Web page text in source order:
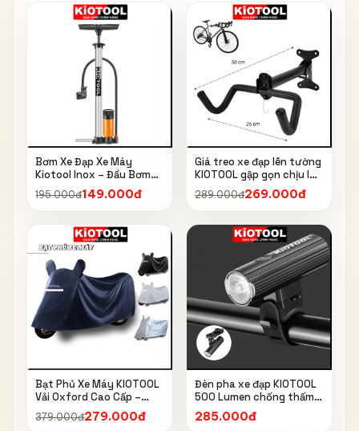
Bơm Xe Đạp Xe Máy
Kiotool Inox – Đầu Bơm
Thông Minh, Kèm Bơm
Bóng, Đồng Hồ 160 PSI
195.000đ149.000đ
Giá treo xe đạp lên tường
KIOTOOL gập gọn chịu lực
cao kèm móc treo mũ bảo
hiểm
289.000đ269.000đ
Bạt Phủ Xe Máy KIOTOOL
Vải Oxford Cao Cấp –
Chống Nắng, Chống Mưa,
Chống Bụi, Chống Tia UV,
379.000đ279.000đ
Đèn pha xe đạp KIOTOOL
500 Lumen chống thấm
nước IPX6 6603
285.000đ